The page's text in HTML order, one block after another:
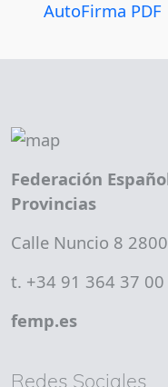
AutoFirma PDF
Federación
Provincias
Calle Nuncio 8
t. +34 91 364 37 00
femp.es
Redes Sociales